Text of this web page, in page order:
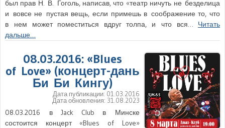
был прав Н. В. Гоголь, написав, что «театр ничуть не безделица
и вовсе не пустая вещь, если примешь в соображение то, что
в нем может поместиться вдруг толпа, и что вся… Читать
дальше…
08.03.2016: «Blues
of Love» (концерт-дань
Би Би Кингу)
Дата публикации: 01.03.2016
Дата обновления: 31.08.2023
08.03.2016 в Jack Club в Минске
состоится концерт «Blues of Love»